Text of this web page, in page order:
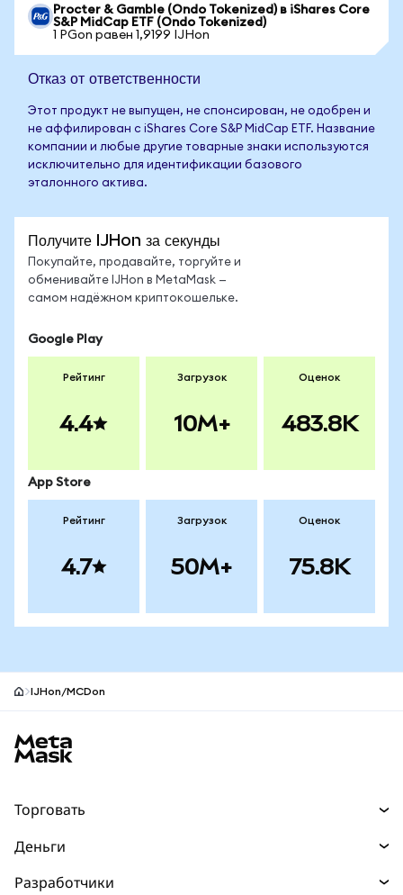
Procter & Gamble (Ondo Tokenized) в iShares Core
S&P MidCap ETF (Ondo Tokenized)
1 PGon равен 1,9199 IJHon
Отказ от ответственности
Этот продукт не выпущен, не спонсирован, не одобрен и
не аффилирован с iShares Core S&P MidCap ETF. Название
компании и любые другие товарные знаки используются
исключительно для идентификации базового
эталонного актива.
Получите IJHon за секунды
Покупайте, продавайте, торгуйте и
обменивайте IJHon в MetaMask —
самом надёжном криптокошельке.
Google Play
Рейтинг
4.4
Загрузок
10M+
Оценок
483.8K
App Store
Рейтинг
4.7
Загрузок
50M+
Оценок
75.8K
IJHon/MCDon
Торговать
Деньги
Разработчики